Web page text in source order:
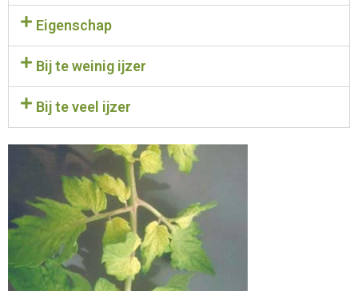
Eigenschap
Bij te weinig ijzer
Bij te veel ijzer